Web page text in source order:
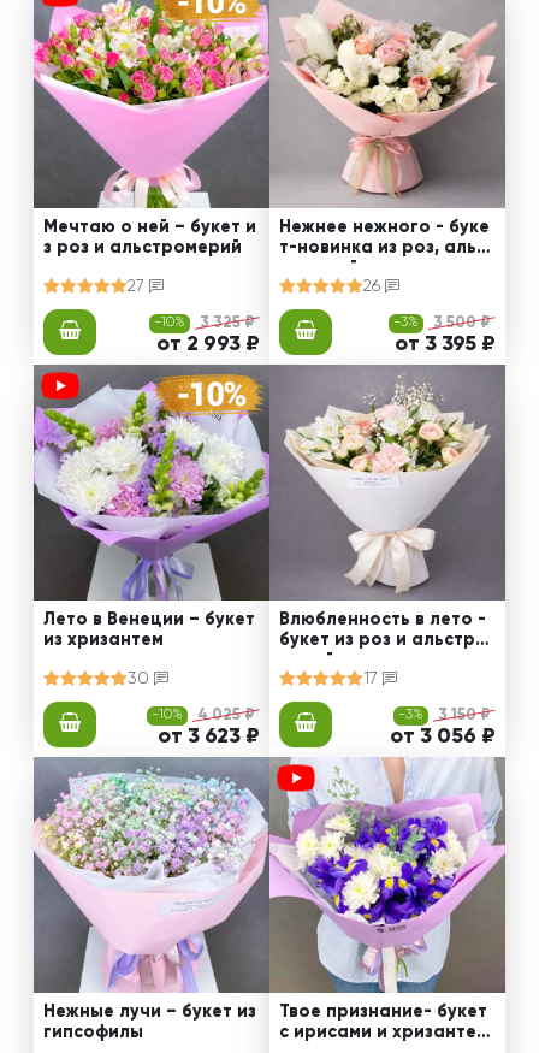
Мечтаю о ней – букет и
з роз и альстромерий
27
-10% 3 325 ₽
от 2 993 ₽
Нежнее нежного - буке
т-новинка из роз, альст
ромерий и калл
26
-3% 3 500 ₽
от 3 395 ₽
Лето в Венеции – букет
из хризантем
30
-10% 4 025 ₽
от 3 623 ₽
Влюбленность в лето -
букет из роз и альстро
мерий
17
-3% 3 150 ₽
от 3 056 ₽
Нежные лучи – букет из
гипсофилы
Твое признание- букет
с ирисами и хризантем